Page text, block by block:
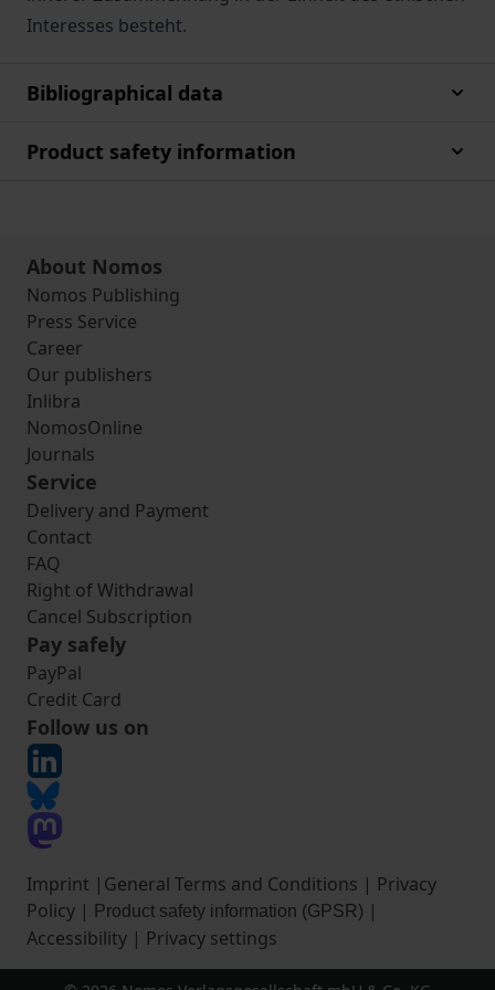
Interesses besteht.
Bibliographical data
Product safety information
About Nomos
Nomos Publishing
Press Service
Career
Our publishers
Inlibra
NomosOnline
Journals
Service
Delivery and Payment
Contact
FAQ
Right of Withdrawal
Cancel Subscription
Pay safely
PayPal
Credit Card
Follow us on
Imprint | General Terms and Conditions | Privacy
Policy | Product safety information (GPSR) |
Accessibility | Privacy settings